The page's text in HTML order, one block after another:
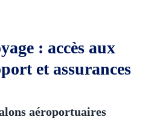
: accès aux
et assurances
aéroportuaires